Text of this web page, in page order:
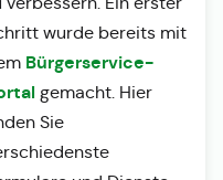
wurde bereits mit
Bürgerservice-
gemacht. Hier
Sie